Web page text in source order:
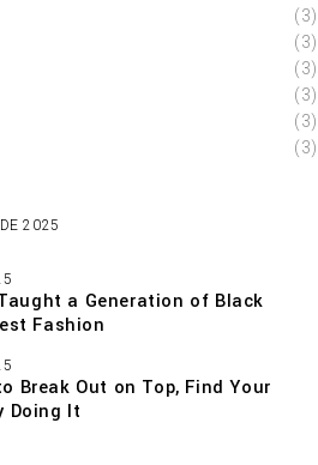
(3)
(3)
(3)
(3)
(3)
(3)
2025
a Generation of Black
Fashion
Break Out on Top, Find Your
Doing It